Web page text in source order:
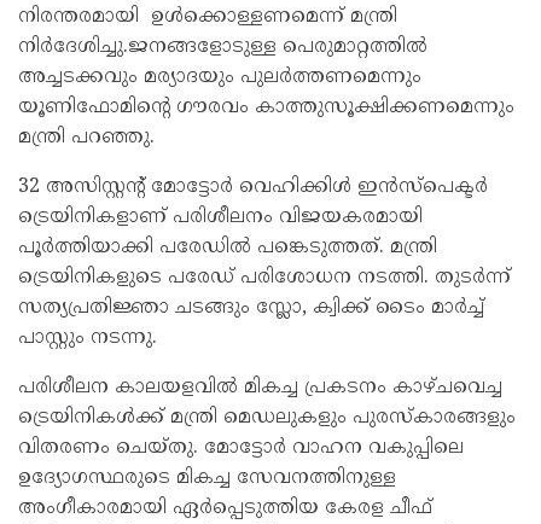
നിരന്തരമായി ഉൾക്കൊള്ളണമെന്ന് മന്ത്രി
നിർദേശിച്ചു.ജനങ്ങളോടുള്ള പെരുമാറ്റത്തിൽ
അച്ചടക്കവും മര്യാദയും പുലർത്തണമെന്നും
യൂണിഫോമിന്റെ ഗൗരവം കാത്തുസൂക്ഷിക്കണമെന്നും
മന്ത്രി പറഞ്ഞു.
32 അസിസ്റ്റന്റ് മോട്ടോർ വെഹിക്കിൾ ഇൻസ്‌പെക്ടർ
ട്രെയിനികളാണ് പരിശീലനം വിജയകരമായി
പൂർത്തിയാക്കി പരേഡിൽ പങ്കെടുത്തത്. മന്ത്രി
ട്രെയിനികളുടെ പരേഡ് പരിശോധന നടത്തി. തുടർന്ന്
സത്യപ്രതിജ്ഞാ ചടങ്ങും സ്ലോ, ക്വിക്ക് ടൈം മാർച്ച്
പാസ്റ്റും നടന്നു.
പരിശീലന കാലയളവിൽ മികച്ച പ്രകടനം കാഴ്ചവെച്ച
ട്രെയിനികൾക്ക് മന്ത്രി മെഡലുകളും പുരസ്‌കാരങ്ങളും
വിതരണം ചെയ്തു. മോട്ടോർ വാഹന വകുപ്പിലെ
ഉദ്യോഗസ്ഥരുടെ മികച്ച സേവനത്തിനുള്ള
അംഗീകാരമായി ഏർപ്പെടുത്തിയ കേരള ചീഫ്